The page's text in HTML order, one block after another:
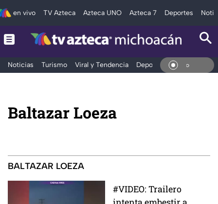
en vivo TV Azteca Azteca UNO Azteca 7 Deportes
Noticias Turismo Viral y Tendencia Deportes Espectáculos
En Vivo
Baltazar Loeza
BALTAZAR LOEZA
#VIDEO: Trailero